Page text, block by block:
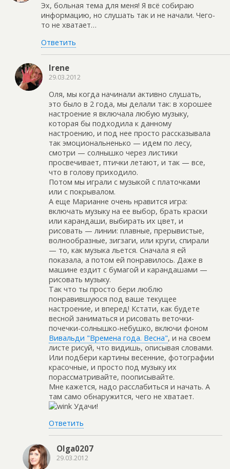
Эх, больная тема для меня! Я всё собираю
информацию, но слушать так и не начали. Чего-
то не хватает…
Ответить
Irene
29.03.2012
Оля, мы когда начинали активно слушать,
это было в 2 года, мы делали так: в хорошее
настроение я включала любую музыку,
которая бы подходила к данному
настроению, и под нее просто рассказывала
так эмоциональненько — идем по лесу,
смотри — солнышко через листики
просвечивает, птички летают, и так — все,
что в голову приходило.
Потом мы играли с музыкой с платочками
или с покрывалом.
А еще Марианне очень нравится игра:
включать музыку на ее выбор, брать краски
или карандаши, выбирать их цвет, и
рисовать — линии: плавные, прерывистые,
волнообразные, зигзаги, или круги, спирали
— то, как музыка льется. Сначала я ей
показала, а потом ей понравилось. Даже в
машине ездит с бумагой и карандашами —
рисовать музыку.
Так что ты просто бери люблю
понравившуюся под ваше текущее
настроение, и вперед! Кстати, как будете
весной заниматься и рисовать веточки-
почечки-солнышко-небушко, включи фоном
Вивальди "Времена года. Весна", и на своем
листе рисуй, что видишь, описывая словами.
Или подбери картины весенние, фотографии
красочные, и просто под музыку их
порассматривайте, поописывайте.
Мне кажется, надо расслабиться и начать. А
там само обнаружится, чего не хватает.
Удачи!
Ответить
Olga0207
29.03.2012